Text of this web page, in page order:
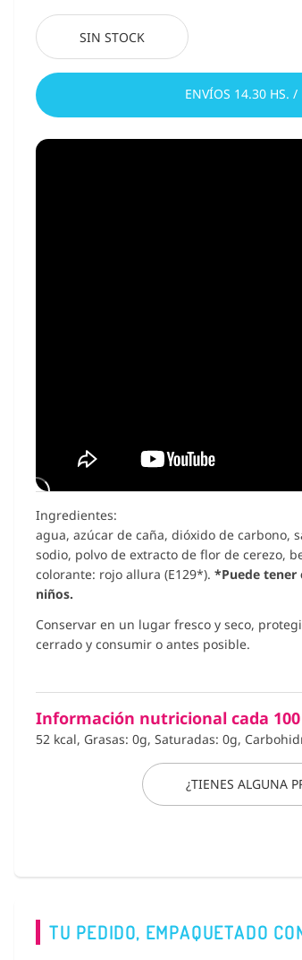
SIN STOCK
ENVÍOS 14.30 HS. /
Ingredientes:
agua, azúcar de caña, dióxido de carbono,
sodio, polvo de extracto de flor de cerezo,
colorante: rojo allura (E129*). *Puede tener
niños.
Conservar en un lugar fresco y seco,
cerrado y consumir o antes posible.
Información nutricional cada
52 kcal, Grasas: 0g, Saturadas: 0g,
¿TIENES ALGUNA
TU PEDIDO, EMPAQUETADO